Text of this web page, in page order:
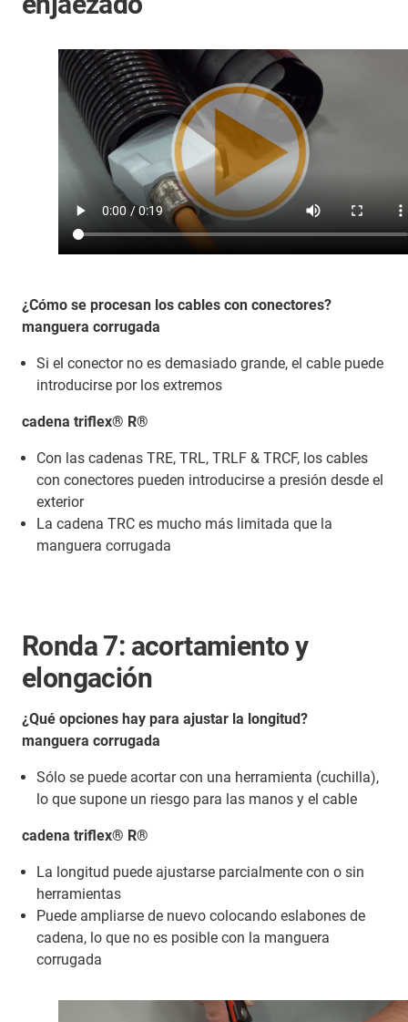
¿Cómo se procesan los cables con conectores?
manguera corrugada
Si el conector no es demasiado grande, el cable puede
introducirse por los extremos
cadena triflex® R®
Con las cadenas TRE, TRL, TRLF & TRCF, los cables
con conectores pueden introducirse a presión desde el
exterior
La cadena TRC es mucho más limitada que la
manguera corrugada
Ronda 7: acortamiento y
elongación
¿Qué opciones hay para ajustar la longitud?
manguera corrugada
Sólo se puede acortar con una herramienta (cuchilla),
lo que supone un riesgo para las manos y el cable
cadena triflex® R®
La longitud puede ajustarse parcialmente con o sin
herramientas
Puede ampliarse de nuevo colocando eslabones de
cadena, lo que no es posible con la manguera
corrugada